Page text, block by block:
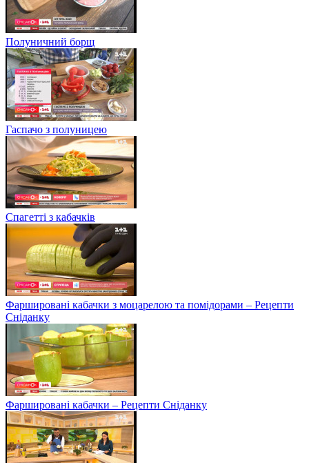
Полуничний борщ
Гаспачо з полуницею
Спагетті з кабачків
Фаршировані кабачки з моцарелою та помідорами – Рецепти
Сніданку
Фаршировані кабачки – Рецепти Сніданку